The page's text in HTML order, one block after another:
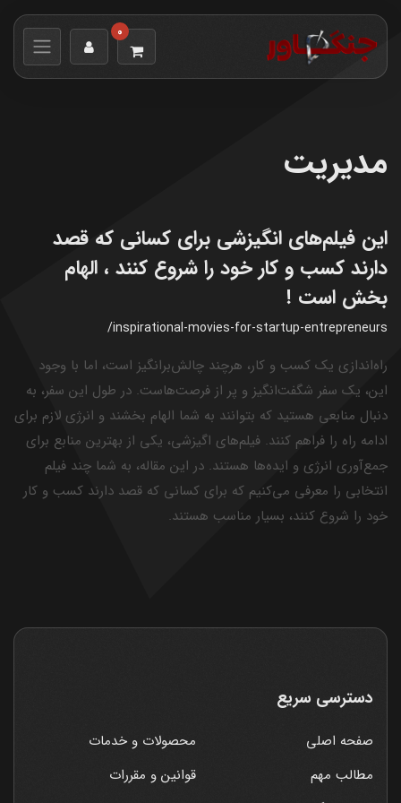
0
مدیریت
این فیلم‌های انگیزشی برای کسانی که قصد
دارند کسب و کار خود را شروع کنند ، الهام
بخش است !
/inspirational-movies-for-startup-entrepreneurs
راه‌اندازی یک کسب و کار، هرچند چالش‌برانگیز است، اما با وجود
این، یک سفر شگفت‌انگیز و پر از فرصت‌هاست. در طول این سفر، به
دنبال منابعی هستید که بتوانند به شما الهام بخشند و انرژی لازم برای
ادامه راه را فراهم کنند. فیلم‌های اگیزشی، یکی از بهترین منابع برای
جمع‌آوری انرژی و ایده‌ها هستند. در این مقاله، به شما چند فیلم
انتخابی را معرفی می‌کنیم که برای کسانی که قصد دارند کسب و کار
خود را شروع کنند، بسیار مناسب هستند.
دسترسی سریع
صفحه اصلی
محصولات و خدمات
مطالب مهم
قوانین و مقررات